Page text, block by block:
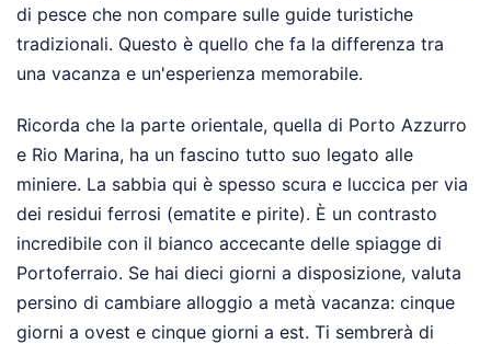
di pesce che non compare sulle guide turistiche
tradizionali. Questo è quello che fa la differenza tra
una vacanza e un'esperienza memorabile.
Ricorda che la parte orientale, quella di Porto Azzurro
e Rio Marina, ha un fascino tutto suo legato alle
miniere. La sabbia qui è spesso scura e luccica per via
dei residui ferrosi (ematite e pirite). È un contrasto
incredibile con il bianco accecante delle spiagge di
Portoferraio. Se hai dieci giorni a disposizione, valuta
persino di cambiare alloggio a metà vacanza: cinque
giorni a ovest e cinque giorni a est. Ti sembrerà di